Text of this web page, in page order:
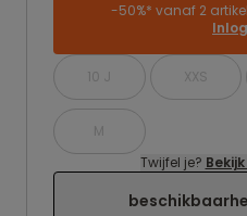
-50%* vanaf 2
10 J XXS
M
Twijfel je?